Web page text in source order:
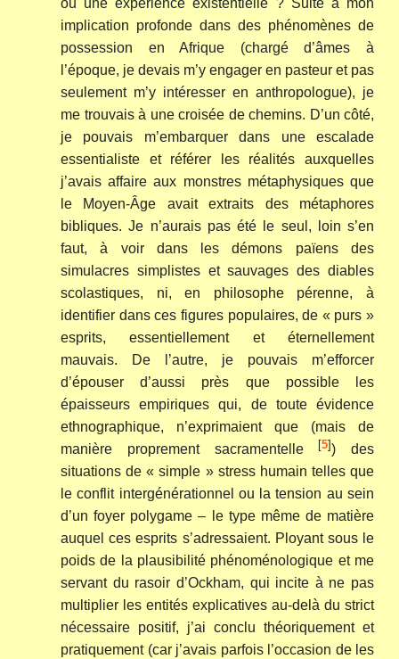
ou une expérience existentielle ? Suite à mon
implication profonde dans des phénomènes de
possession en Afrique (chargé d’âmes à
l’époque, je devais m’y engager en pasteur et pas
seulement m’y intéresser en anthropologue), je
me trouvais à une croisée de chemins. D’un côté,
je pouvais m’embarquer dans une escalade
essentialiste et référer les réalités auxquelles
j’avais affaire aux monstres métaphysiques que
le Moyen-Âge avait extraits des métaphores
bibliques. Je n’aurais pas été le seul, loin s’en
faut, à voir dans les démons païens des
simulacres simplistes et sauvages des diables
scolastiques, ni, en philosophe pérenne, à
identifier dans ces figures populaires, de « purs »
esprits, essentiellement et éternellement
mauvais. De l’autre, je pouvais m’efforcer
d’épouser d’aussi près que possible les
épaisseurs empiriques qui, de toute évidence
ethnographique, n’exprimaient que (mais de
manière proprement sacramentelle [5]) des
situations de « simple » stress humain telles que
le conflit intergénérationnel ou la tension au sein
d’un foyer polygame – le type même de matière
auquel ces esprits s’adressaient. Ployant sous le
poids de la plausibilité phénoménologique et me
servant du rasoir d’Ockham, qui incite à ne pas
multiplier les entités explicatives au-delà du strict
nécessaire positif, j’ai conclu théoriquement et
pratiquement (car j’avais parfois l’occasion de les